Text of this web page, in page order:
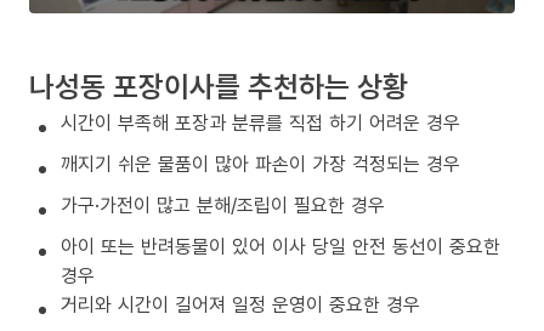
나성동 포장이사를 추천하는 상황
시간이 부족해 포장과 분류를 직접 하기 어려운 경우
깨지기 쉬운 물품이 많아 파손이 가장 걱정되는 경우
가구·가전이 많고 분해/조립이 필요한 경우
아이 또는 반려동물이 있어 이사 당일 안전 동선이 중요한
경우
거리와 시간이 길어져 일정 운영이 중요한 경우